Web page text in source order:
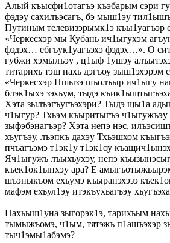
Алый къысфи1отагъэ къэбарым сэри
фэдэу сахилъэсагъ, бэ мыш1эу
Путиным телевизэрымк1э къы1уагъэр
«Черкесхэр мы Кубань ич1ыгухэм
фэдэх… ебгъук1уагъэхэ фэдэх…». О
губжи хэмылъэу , ц1ыф 1ушэу
титарихъ тэщ нахь дэгъоу зыш1эхэрэм
«Черкесхэр Пшызэ шъолъыр ич1ыгу
блэк1ыхэ зэхъум, тыдэ
Хэта зылъэгъугъэхэри? Тыдэ щы1а
ч1ыгур? Тхьэм къыритыгъэ
зыфэбэнагъэр? Хэта непэ нэс,
хъугъэу, лъэпкъ дахэу Тхьэшхом
пчъагъэмэ т1эк1у т1эк1оу
Яч1ыгужъ лъыхъухэу, непэ
къек1ок1ынхэу ара? Е
шъэныкъом ехъумэ къыранэхэзэ
мафэм ехъул1эу итэкъухьагъэу
Нахьыш1уна зыгорэк1э, тарихъым
тымыжъомэ, ч1ым, тятэжъ п1ашъэхэр
тыч1эмы1абэмэ?